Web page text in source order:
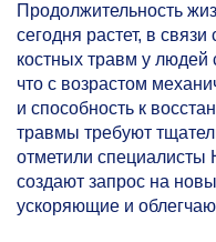
Продолжительность
сегодня растет, в
костных травм у людей
что с возрастом
и способность к
травмы требуют
отметили
создают запрос на
ускоряющие и